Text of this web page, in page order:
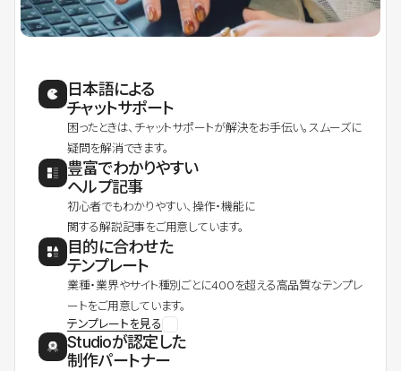
日本語による
チャットサポート
困ったときは、チャットサポートが解決をお手伝い。スムーズに
疑問を解消できます。
豊富でわかりやすい
ヘルプ記事
初心者でもわかりやすい、操作・機能に
関する解説記事をご用意しています。
目的に合わせた
テンプレート
業種・業界やサイト種別ごとに400を超える高品質なテンプレ
ートをご用意しています。
テンプレートを見る
Studioが認定した
制作パートナー